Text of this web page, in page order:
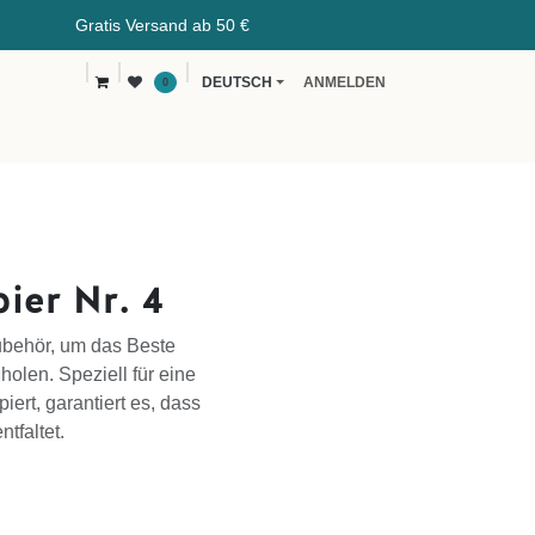
ab 50 €
0 DEUTSCH ANMELDEN
Nr. 4
um das Beste
Speziell für eine
garantiert es, dass